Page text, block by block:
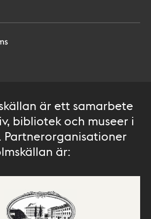
är ett samarbete
bibliotek och museer i
Partnerorganisationer
är: